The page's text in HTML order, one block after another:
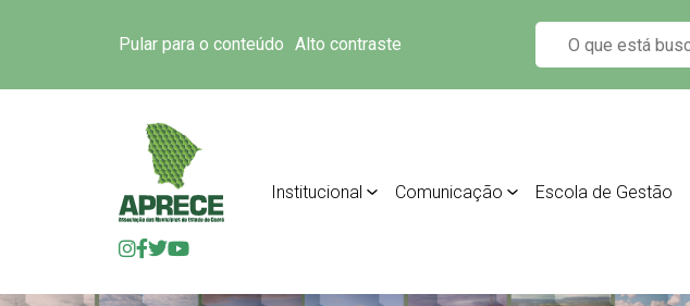
Pular para o conteúdo Alto contraste
Institucional Comunicação Escola de Gestão